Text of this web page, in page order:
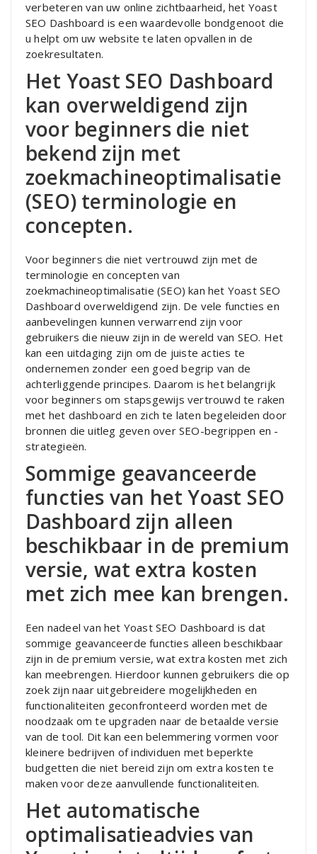
verbeteren van uw online zichtbaarheid, het Yoast
SEO Dashboard is een waardevolle bondgenoot die
u helpt om uw website te laten opvallen in de
zoekresultaten.
Het Yoast SEO Dashboard
kan overweldigend zijn
voor beginners die niet
bekend zijn met
zoekmachineoptimalisatie
(SEO) terminologie en
concepten.
Voor beginners die niet vertrouwd zijn met de
terminologie en concepten van
zoekmachineoptimalisatie (SEO) kan het Yoast SEO
Dashboard overweldigend zijn. De vele functies en
aanbevelingen kunnen verwarrend zijn voor
gebruikers die nieuw zijn in de wereld van SEO. Het
kan een uitdaging zijn om de juiste acties te
ondernemen zonder een goed begrip van de
achterliggende principes. Daarom is het belangrijk
voor beginners om stapsgewijs vertrouwd te raken
met het dashboard en zich te laten begeleiden door
bronnen die uitleg geven over SEO-begrippen en -
strategieën.
Sommige geavanceerde
functies van het Yoast SEO
Dashboard zijn alleen
beschikbaar in de premium
versie, wat extra kosten
met zich mee kan brengen.
Een nadeel van het Yoast SEO Dashboard is dat
sommige geavanceerde functies alleen beschikbaar
zijn in de premium versie, wat extra kosten met zich
kan meebrengen. Hierdoor kunnen gebruikers die op
zoek zijn naar uitgebreidere mogelijkheden en
functionaliteiten geconfronteerd worden met de
noodzaak om te upgraden naar de betaalde versie
van de tool. Dit kan een belemmering vormen voor
kleinere bedrijven of individuen met beperkte
budgetten die niet bereid zijn om extra kosten te
maken voor deze aanvullende functionaliteiten.
Het automatische
optimalisatieadvies van